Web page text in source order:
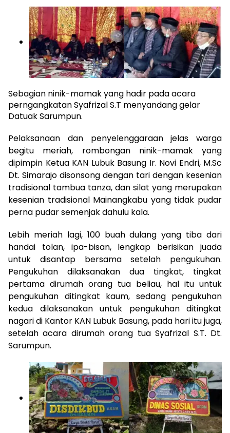
Sebagian ninik-mamak yang hadir pada acara
perngangkatan Syafrizal S.T menyandang gelar
Datuak Sarumpun.
Pelaksanaan dan penyelenggaraan jelas warga
begitu meriah, rombongan ninik-mamak yang
dipimpin Ketua KAN Lubuk Basung Ir. Novi Endri, M.Sc
Dt. Simarajo disonsong dengan tari dengan kesenian
tradisional tambua tanza, dan silat yang merupakan
kesenian tradisional Mainangkabu yang tidak pudar
perna pudar semenjak dahulu kala.
Lebih meriah lagi, 100 buah dulang yang tiba dari
handai tolan, ipa-bisan, lengkap berisikan juada
untuk disantap bersama setelah pengukuhan.
Pengukuhan dilaksanakan dua tingkat, tingkat
pertama dirumah orang tua beliau, hal itu untuk
pengukuhan ditingkat kaum, sedang pengukuhan
kedua dilaksanakan untuk pengukuhan ditingkat
nagari di Kantor KAN Lubuk Basung, pada hari itu juga,
setelah acara dirumah orang tua Syafrizal S.T. Dt.
Sarumpun.